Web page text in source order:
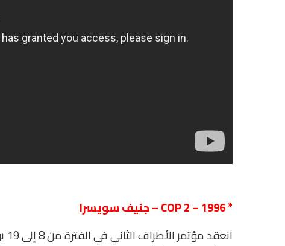
*
COP 2–1996
– جنيف سويسرا